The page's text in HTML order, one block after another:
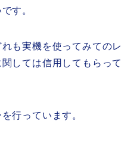
す。
も実機を使ってみてのレ
しては信用してもらって
行っています。